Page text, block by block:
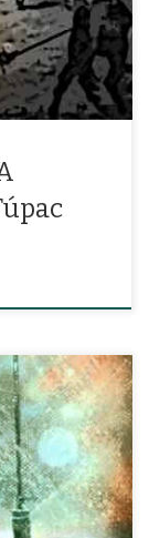
ciertas cosas
ambrosía, como